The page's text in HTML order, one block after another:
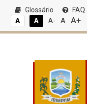
Glossário FAQ
A
A A- A A+